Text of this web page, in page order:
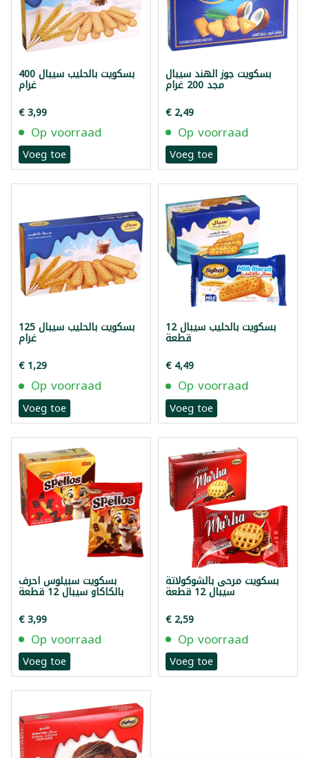
بسكويت بالحليب سيبال 400
غرام
€ 3,99
Op voorraad
Voeg toe
بسكويت جوز الهند سيبال
مجد 200 غرام
€ 2,49
Op voorraad
Voeg toe
بسكويت بالحليب سيبال 125
غرام
€ 1,29
Op voorraad
Voeg toe
بسكويت بالحليب سيبال 12
قطعة
€ 4,49
Op voorraad
Voeg toe
بسكويت سبيلوس احرف
بالكاكاو سيبال 12 قطعة
€ 3,99
Op voorraad
Voeg toe
بسكويت مرحى بالشوكولاتة
سيبال 12 قطعة
€ 2,59
Op voorraad
Voeg toe